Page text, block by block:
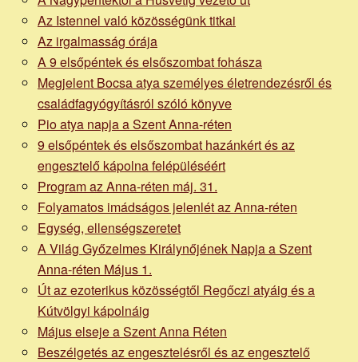
Az Istennel való közösségünk titkai
Az irgalmasság órája
A 9 elsőpéntek és elsőszombat fohásza
Megjelent Bocsa atya személyes életrendezésről és
családfagyógyításról szóló könyve
Pio atya napja a Szent Anna-réten
9 elsőpéntek és elsőszombat hazánkért és az
engesztelő kápolna felépüléséért
Program az Anna-réten máj. 31.
Folyamatos imádságos jelenlét az Anna-réten
Egység, ellenségszeretet
A Világ Győzelmes Királynőjének Napja a Szent
Anna-réten Május 1.
Út az ezoterikus közösségtől Regőczi atyáig és a
Kútvölgyi kápolnáig
Május elseje a Szent Anna Réten
Beszélgetés az engesztelésről és az engesztelő